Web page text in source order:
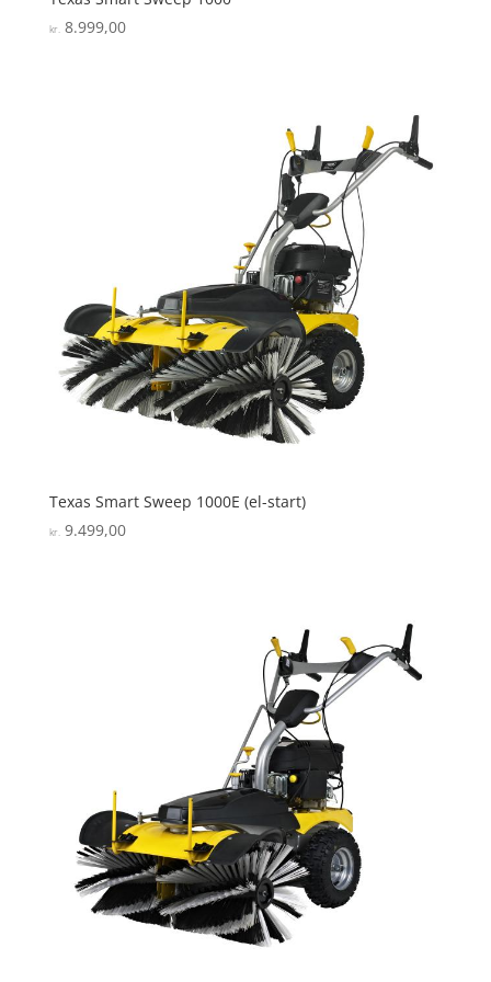
kr. 8.999,00
Texas Smart Sweep 1000E (el-start)
kr.9.499,00